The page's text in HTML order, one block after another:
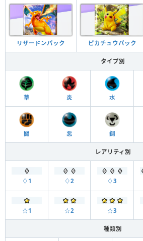
リザードンパック ピカチュウパック
タイプ別
草 炎 水
闘 悪 鋼
レアリティ別
♢1 ♢2 ♢3
☆1 ☆2 ☆3
種類別